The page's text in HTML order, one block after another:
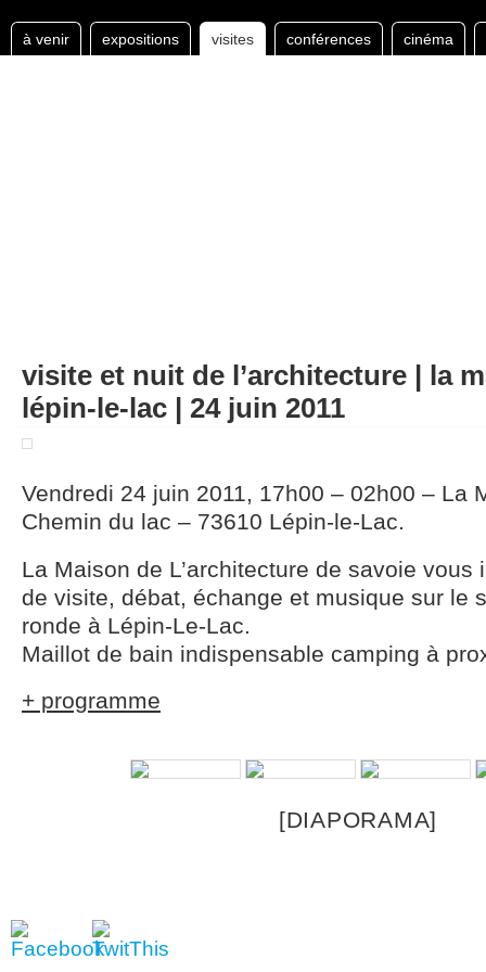
à venir expositions visites conférences cinéma
visite et nuit de l’architecture | la
lépin-le-lac | 24 juin 2011
Vendredi 24 juin 2011, 17h00 – 02h00 – La
Chemin du lac – 73610 Lépin-le-Lac.
La Maison de L’architecture de savoie vous
de visite, débat, échange et musique sur le
ronde à Lépin-Le-Lac.
Maillot de bain indispensable camping à
+ programme
[DIAPORAMA]